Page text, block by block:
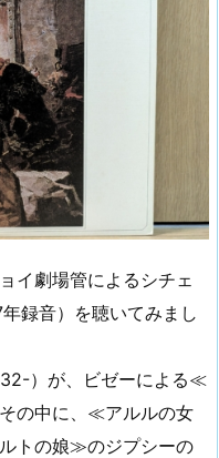
イ劇場管によるシチェ
録音）を聴いてみまし
）が、ビゼーによる≪
の中に、≪アルルの女
トの娘≫のジプシーの